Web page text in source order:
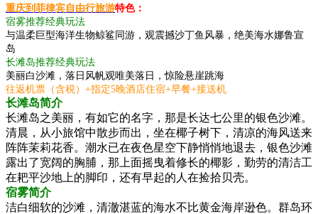
重庆到菲律宾自由行旅游特色：
宿雾推荐经典玩法
与温柔巨型海洋生物鲸鲨同游，观震撼沙丁鱼风暴，绝美海水娜鲁宣
岛
长滩岛推荐经典玩法
美丽白沙滩，落日风帆观唯美落日，惊险悬崖跳海
往返机票（含税）+指定5晚酒店住宿+早餐+接送机
长滩岛简介
长滩岛之美丽，有如它的名字，那是长达七公里的银色沙滩。
清晨，从小旅馆中散步而出，坐在椰子树下，清凉的海风送来
阵阵茉莉花香。潮水已在夜色星空下静悄悄地退去，银色沙滩
露出了宽阔的胸脯，那上面摇曳着修长的椰影，勤劳的清洁工
在耙平沙地上的脚印，还有早起的人在捡拾贝壳。
宿雾简介
洁白细软的沙滩，清澈湛蓝的海水不比黄金海岸逊色。群岛环